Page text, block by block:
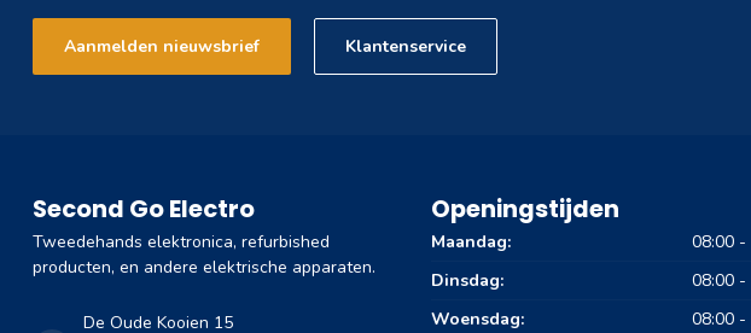
Aanmelden nieuwsbrief Klantenservice
Second Go Electro
Tweedehands elektronica, refurbished
producten, en andere elektrische apparaten.
De Oude Kooien 15
Openingstijden
Maandag:
08:00 -
Dinsdag:
08:00 -
Woensdag:
08:00 -